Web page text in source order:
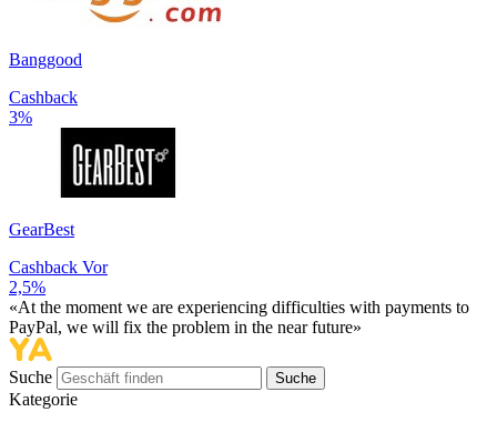
Banggood
Cashback
3%
GearBest
Cashback Vor
2,5%
«At the moment we are experiencing difficulties with payments to
PayPal, we will fix the problem in the near future»
Suche Suche
Kategorie